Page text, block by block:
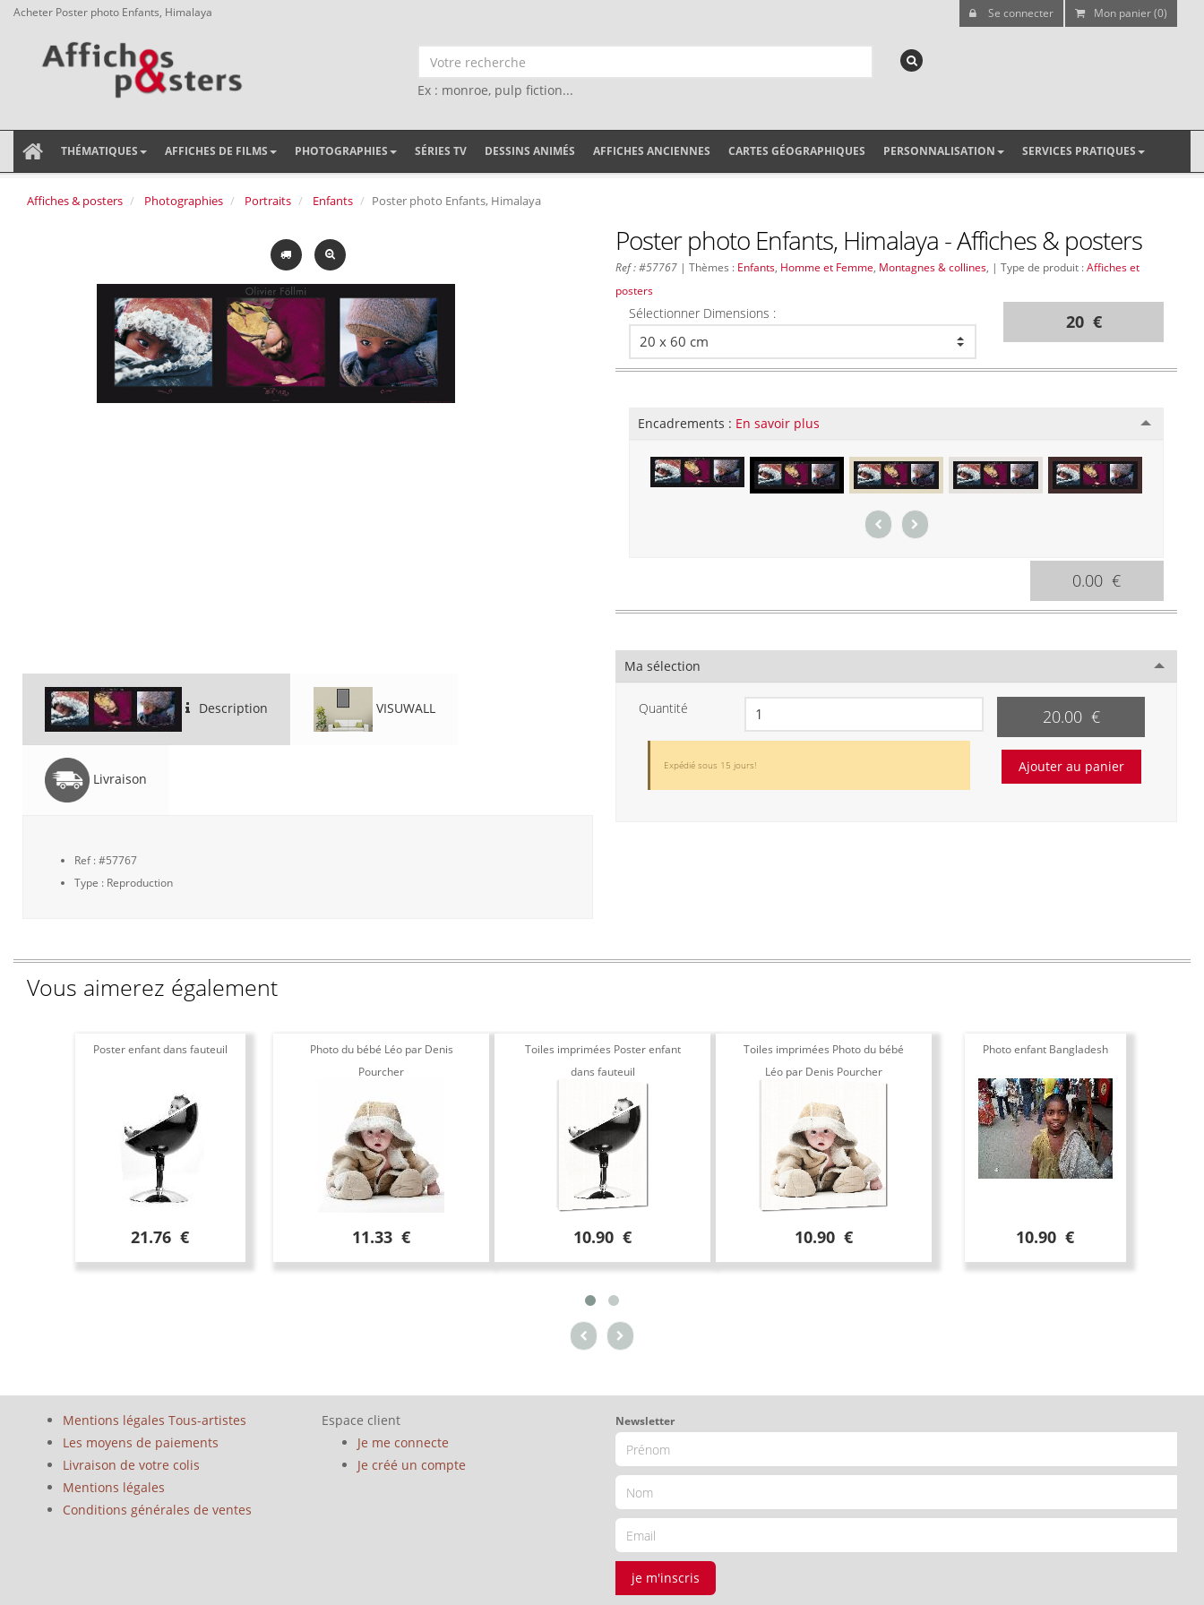
Acheter Poster photo Enfants, Himalaya Se connecter Mon panier (0)
Ex : monroe, pulp fiction...
THÉMATIQUES AFFICHES DE FILMS PHOTOGRAPHIES SÉRIES TV DESSINS ANIMÉS AFFICHES ANCIENNES CARTES GÉOGRAPHIQUES PERSONNALISATION SERVICES PRATIQUES
Affiches & posters Photographies Portraits Enfants Poster photo Enfants, Himalaya
Description VISUWALL
Livraison
Ref : #57767
Type : Reproduction
Poster photo Enfants, Himalaya - Affiches & posters
Ref : #57767 | Thèmes : Enfants Homme et Femme Montagnes & collines , | Type de produit :Affiches et
posters
Sélectionner Dimensions : 20 €
Encadrements : En savoir plus
0.00 €
Ma sélection
Quantité 20.00 €
Expédié sous 15 jours!
Vous aimerez également
Poster enfant dans fauteuil
21.76 €
Photo du bébé Léo par Denis
Pourcher
11.33 €
Toiles imprimées Poster enfant
dans fauteuil
10.90 €
Toiles imprimées Photo du bébé
Léo par Denis Pourcher
10.90 €
Photo enfant Bangladesh
10.90 €
Mentions légales Tous-artistes
Les moyens de paiements
Livraison de votre colis
Mentions légales
Conditions générales de ventes
Espace client
Je me connecte
Je créé un compte
Newsletter
je m'inscris